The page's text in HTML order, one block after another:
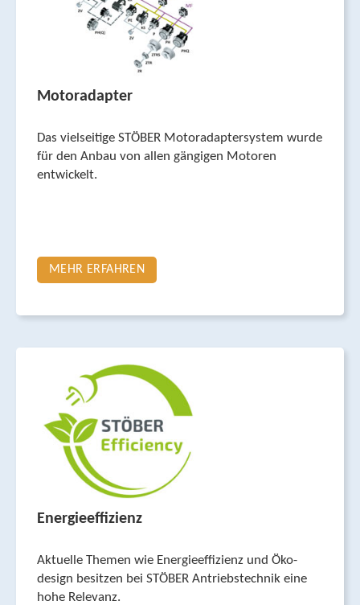
Motoradapter
Das vielseitige STÖBER Motor­adaptersystem wurde
für den Anbau von allen gängigen Motoren
entwickelt.
MEHR ERFAHREN
Energieeffizienz
Aktuelle Themen wie Energie­effizienz und Öko­
design besitzen bei STÖBER Antriebs­technik eine
hohe Relevanz.